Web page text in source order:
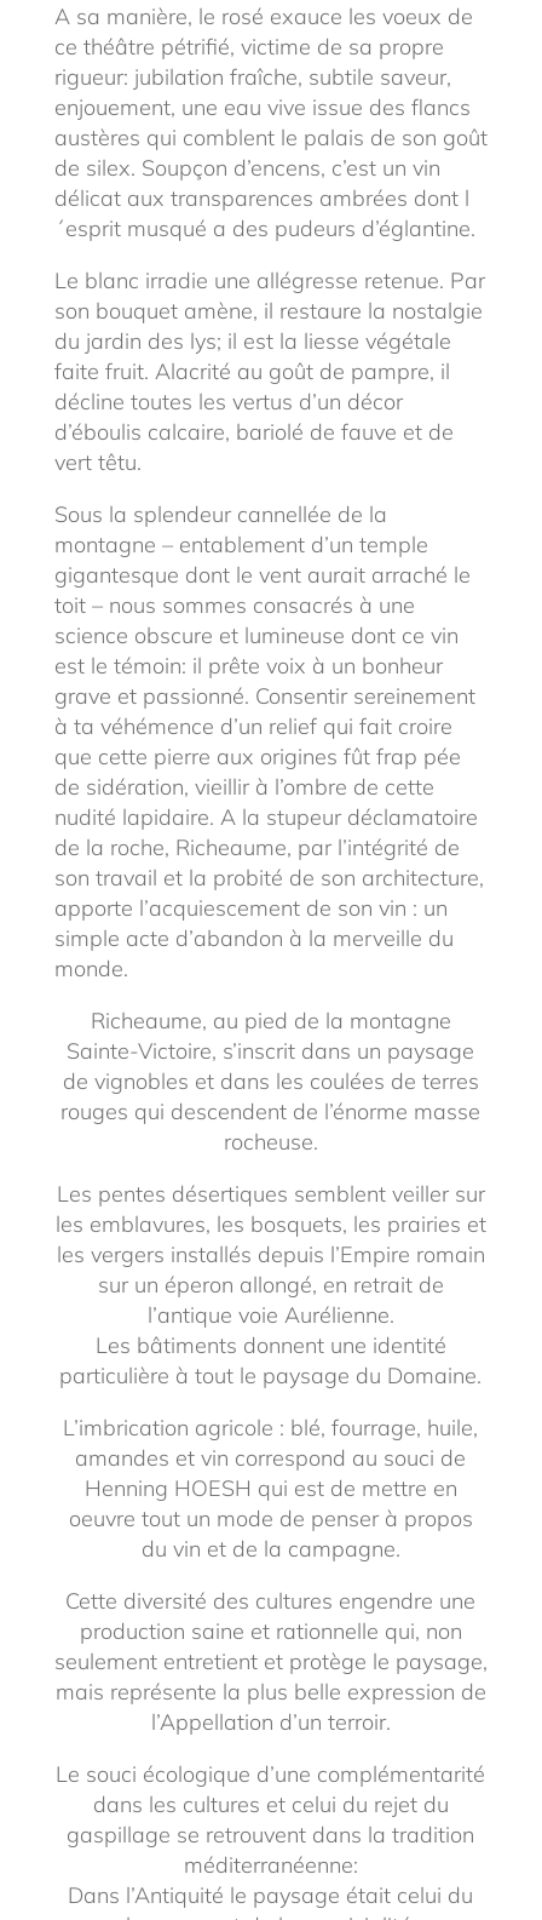
A sa manière, le rosé exauce les voeux de
ce théâtre pétrifié, victime de sa propre
rigueur: jubilation fraîche, subtile saveur,
enjouement, une eau vive issue des flancs
austères qui comblent le palais de son goût
de silex. Soupçon d’encens, c’est un vin
délicat aux transparences ambrées dont l
´esprit musqué a des pudeurs d’églantine.
Le blanc irradie une allégresse retenue. Par
son bouquet amène, il restaure la nostalgie
du jardin des lys; il est la liesse végétale
faite fruit. Alacrité au goût de pampre, il
décline toutes les vertus d’un décor
d’éboulis calcaire, bariolé de fauve et de
vert têtu.
Sous la splendeur cannellée de la
montagne – entablement d’un temple
gigantesque dont le vent aurait arraché le
toit – nous sommes consacrés à une
science obscure et lumineuse dont ce vin
est le témoin: il prête voix à un bonheur
grave et passionné. Consentir sereinement
à ta véhémence d’un relief qui fait croire
que cette pierre aux origines fût frap pée
de sidération, vieillir à l’ombre de cette
nudité lapidaire. A la stupeur déclamatoire
de la roche, Richeaume, par l’intégrité de
son travail et la probité de son architecture,
apporte l’acquiescement de son vin : un
simple acte d’abandon à la merveille du
monde.
Richeaume, au pied de la montagne
Sainte-Victoire, s’inscrit dans un paysage
de vignobles et dans les coulées de terres
rouges qui descendent de l’énorme masse
rocheuse.
Les pentes désertiques semblent veiller sur
les emblavures, les bosquets, les prairies et
les vergers installés depuis l’Empire romain
sur un éperon allongé, en retrait de
l’antique voie Aurélienne.
Les bâtiments donnent une identité
particulière à tout le paysage du Domaine.
L’imbrication agricole : blé, fourrage, huile,
amandes et vin correspond au souci de
Henning HOESH qui est de mettre en
oeuvre tout un mode de penser à propos
du vin et de la campagne.
Cette diversité des cultures engendre une
production saine et rationnelle qui, non
seulement entretient et protège le paysage,
mais représente la plus belle expression de
l’Appellation d’un terroir.
Le souci écologique d’une complémentarité
dans les cultures et celui du rejet du
gaspillage se retrouvent dans la tradition
méditerranéenne:
Dans l’Antiquité le paysage était celui du